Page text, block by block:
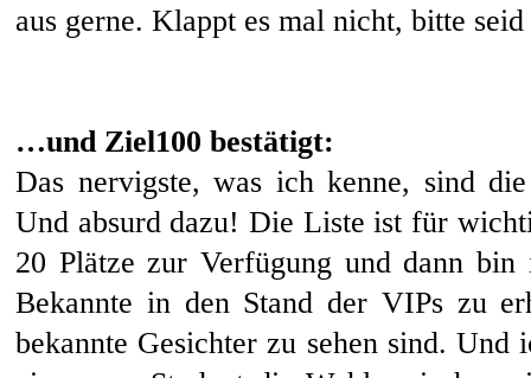
aus gerne. Klappt es mal nicht, bitte
…und Ziel100 bestätigt:
Das nervigste, was ich kenne, sind
Und absurd dazu! Die Liste ist für
20 Plätze zur Verfügung und dann
Bekannte in den Stand der VIPs zu
bekannte Gesichter zu sehen sind.